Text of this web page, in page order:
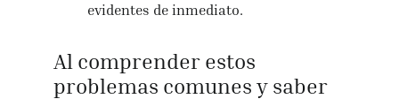
evidentes de inmediato.
Al comprender estos
problemas comunes y saber